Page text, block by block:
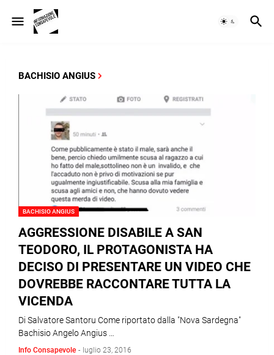
BACHISIO ANGIUS
BACHISIO ANGIUS
AGGRESSIONE DISABILE A SAN
TEODORO, IL PROTAGONISTA HA
DECISO DI PRESENTARE UN VIDEO CHE
DOVREBBE RACCONTARE TUTTA LA
VICENDA
Di Salvatore Santoru Come riportato dalla "Nova Sardegna"
Bachisio Angelo Angius …
Info Consapevole - luglio 23, 2016